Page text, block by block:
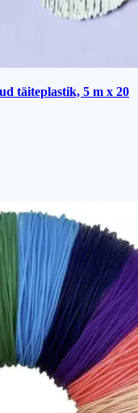
täiteplastik, 5 m x 20